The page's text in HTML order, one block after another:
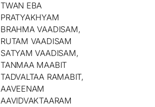
TWAN EBA
PRATYAKHYAM
BRAHMA VAADISAM,
RUTAM VAADISAM
SATYAM VAADISAM,
TANMAA MAABIT
TADVALTAA RAMABIT,
AAVEENAM
AAVIDVAKTAARAM